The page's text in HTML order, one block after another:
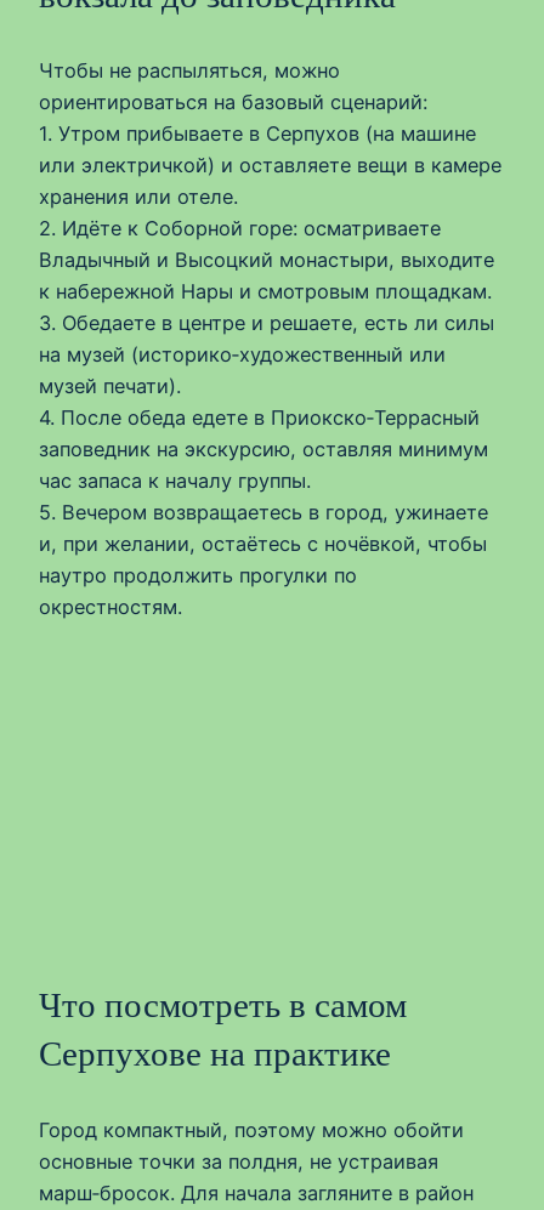
Чтобы не распыляться, можно
ориентироваться на базовый сценарий:
1. Утром прибываете в Серпухов (на машине
или электричкой) и оставляете вещи в камере
хранения или отеле.
2. Идёте к Соборной горе: осматриваете
Владычный и Высоцкий монастыри, выходите
к набережной Нары и смотровым площадкам.
3. Обедаете в центре и решаете, есть ли силы
на музей (историко‑художественный или
музей печати).
4. После обеда едете в Приокско‑Террасный
заповедник на экскурсию, оставляя минимум
час запаса к началу группы.
5. Вечером возвращаетесь в город, ужинаете
и, при желании, остаётесь с ночёвкой, чтобы
наутро продолжить прогулки по
окрестностям.
Что посмотреть в самом
Серпухове на практике
Город компактный, поэтому можно обойти
основные точки за полдня, не устраивая
марш‑бросок. Для начала загляните в район